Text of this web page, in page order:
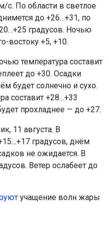
с. По области в светлое
до +26…+31, по
градусов. Ночью
востоку +5, +10.
температура составит
до +30. Осадки
будет солнечно и сухо.
составит +28…+33
прохладнее — до +27.
11 августа. В
градусов, днём
не ожидается. В
Ветер ослабеет до
учащение волн жары